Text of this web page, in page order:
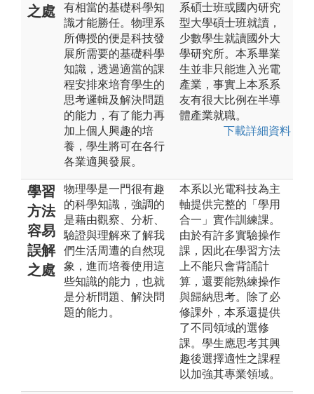
之處
有相當的基礎科學知
識才能勝任。物理系
所傳授的便是科技發
展所需要的基礎科學
知識，透過適當的課
程安排來培育學生的
思考邏輯及解決問題
的能力，有了能力再
加上個人興趣的培
養，學生將可在各行
各業適興發展。
系碩士班或國內研究
型大學碩士班就讀，
少數學生就讀國外大
學研究所。本系畢業
生並非只能進入光電
產業，事實上本系系
友有很大比例在半導
體產業就職。
下載詳細資料
學習
方法
容易
誤解
之處
物理學是一門很有趣
的科學知識，強調的
是藉由觀察、分析、
驗證與理解來了解我
們生活周遭的自然現
象，進而培養使用這
些知識的能力，也就
是分析問題、解決問
題的能力。
本系以光電科技為主
軸提供完整的「學用
合一」實作訓練課。
由於有許多實驗操作
課，因此在學習方法
上不能只會背誦計
算，還要能熟練操作
與歸納思考。除了必
修課外，本系還提供
了不同領域的選修
課。學生應思考其興
趣後選擇適性之課程
以加強其專業領域。